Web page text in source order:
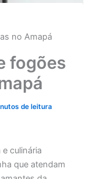
no Amapá
fogões
de leitura
culinária
que atendam